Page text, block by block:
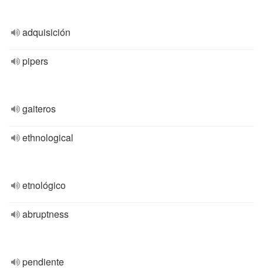
adquisición
pipers
gaiteros
ethnological
etnológico
abruptness
pendiente